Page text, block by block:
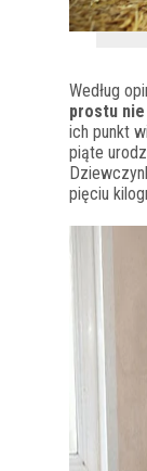
Według
prostu nie
ich punkt
piąte
pięciu